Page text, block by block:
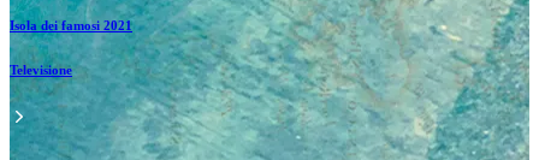
Isola dei famosi 2021
Televisione